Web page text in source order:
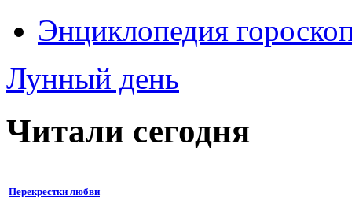
Энциклопедия
Лунный день
Читали сегодня
Перекрестки любви